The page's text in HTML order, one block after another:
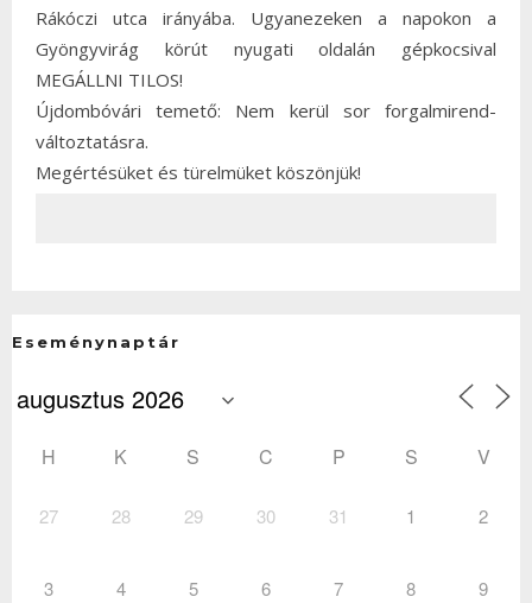
Rákóczi utca irányába. Ugyanezeken a napokon a
Gyöngyvirág körút nyugati oldalán gépkocsival
MEGÁLLNI TILOS!
Újdombóvári temető: Nem kerül sor forgalmirend-
változtatásra.
Megértésüket és türelmüket köszönjük!
Eseménynaptár
H K S C P S V
27 28 29 30 31 1 2
3 4 5 6 7 8 9